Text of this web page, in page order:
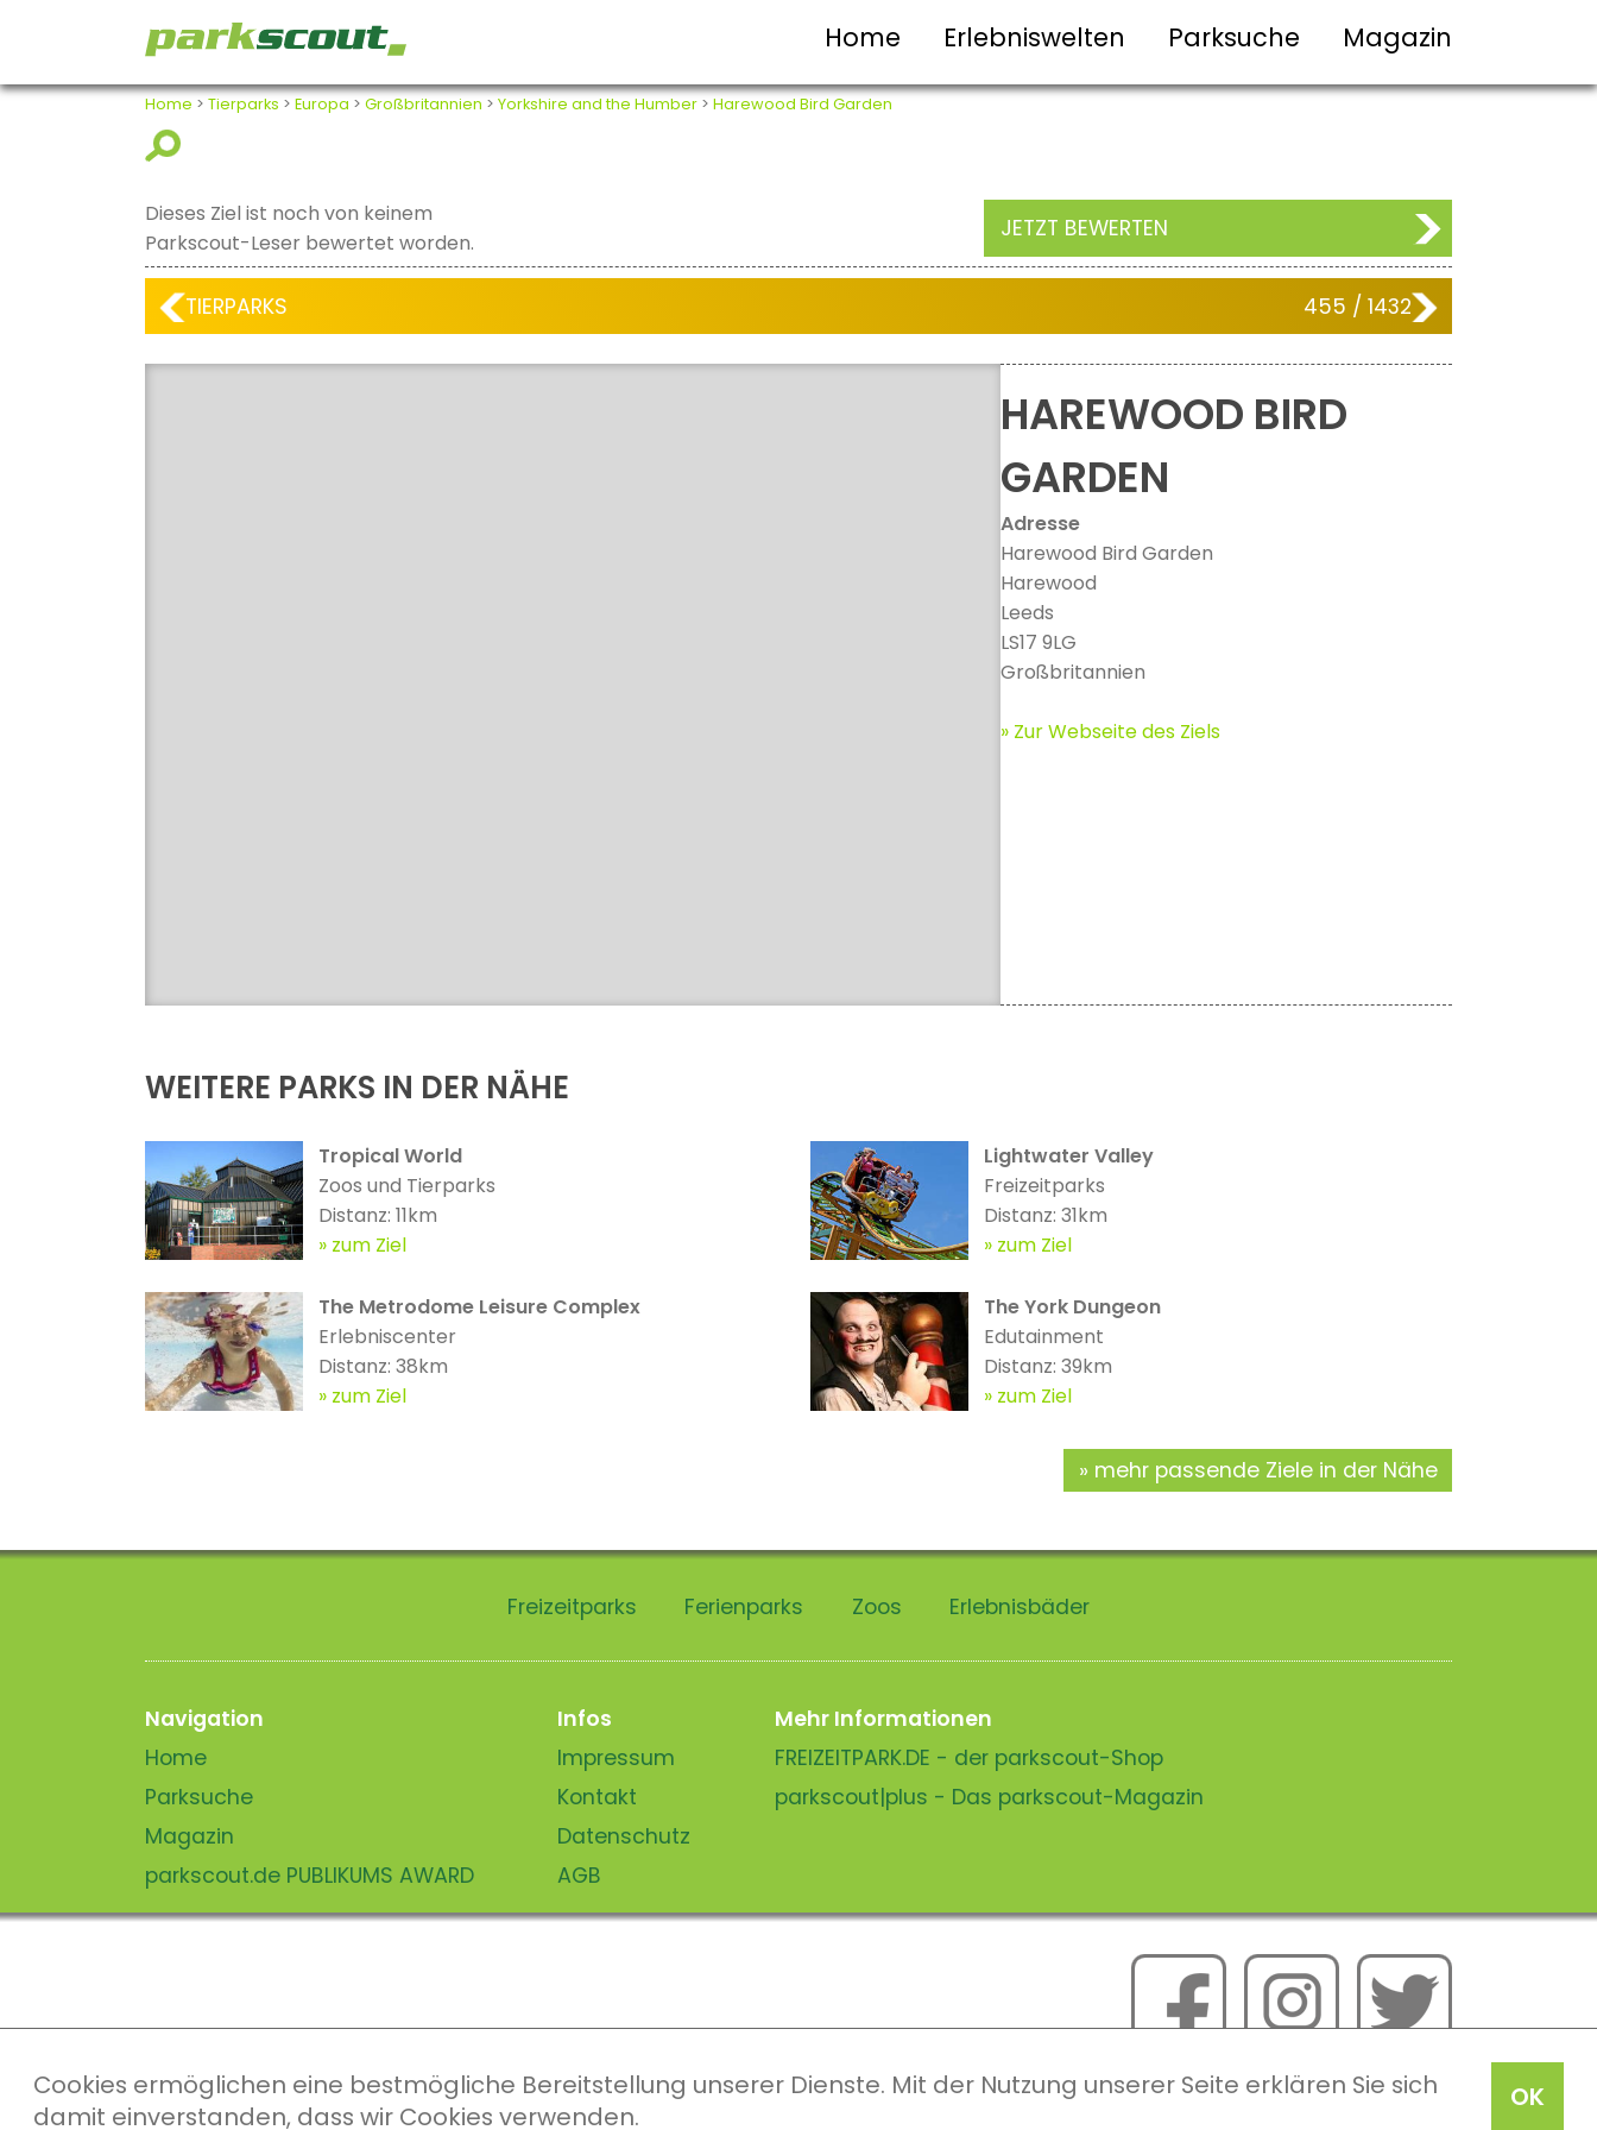
OK
Cookies ermöglichen eine bestmögliche Bereitstellung unserer Dienste. Mit der Nutzung unserer Seite erklären Sie sich
damit einverstanden, dass wir Cookies verwenden.
Home Erlebniswelten Parksuche Magazin
Home > Tierparks > Europa > Großbritannien > Yorkshire and the Humber > Harewood Bird Garden
Dieses Ziel ist noch von keinem
Parkscout-Leser bewertet worden.
JETZT BEWERTEN
TIERPARKS 455 / 1432
HAREWOOD BIRD
GARDEN
Adresse
Harewood Bird Garden
Harewood
Leeds
LS17 9LG
Großbritannien
» Zur Webseite des Ziels
WEITERE PARKS IN DER NÄHE
Tropical World
Zoos und Tierparks
Distanz: 11km
zum Ziel
Lightwater Valley
Freizeitparks
Distanz: 31km
zum Ziel
The Metrodome Leisure Complex
Erlebniscenter
Distanz: 38km
zum Ziel
The York Dungeon
Edutainment
Distanz: 39km
zum Ziel
mehr passende Ziele in der Nähe
Freizeitparks Ferienparks Zoos Erlebnisbäder
Navigation
Home
Parksuche
Magazin
parkscout.de PUBLIKUMS AWARD
Infos
Impressum
Kontakt
Datenschutz
AGB
Mehr Informationen
FREIZEITPARK.DE - der parkscout-Shop
parkscout|plus - Das parkscout-Magazin